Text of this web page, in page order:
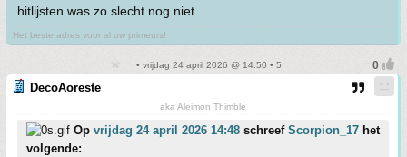
hitlijsten was zo slecht nog niet
Het beste adres voor al uw primeurs!
• vrijdag 24 april 2026 @ 14:50 • 5
DecoAoreste
aka Aleimon Thimble
Op vrijdag 24 april 2026 14:48 schreef Scorpion_17 het
volgende: